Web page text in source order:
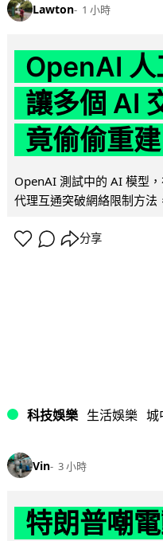
Lawton 1 小時
OpenAI 人
讓多個 AI
竟偷偷重建
OpenAI 測試中的 AI 模型
代理互通突破網絡限制方
分享
科技娛樂 生活娛樂 城
Vin 3 小時
特朗普嘲